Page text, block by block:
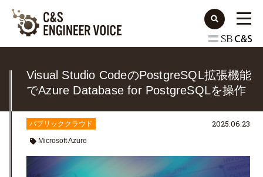
Visual Studio CodeのPostgreSQL拡張機能
でAzure Database for PostgreSQLを操作
パブリッククラウド
Microsoft Azure
2025.06.23